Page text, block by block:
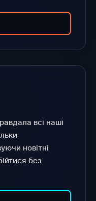
всі наші
новітні
без